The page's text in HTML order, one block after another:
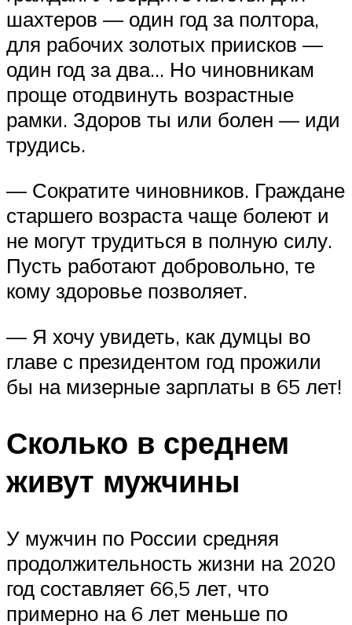
шахтеров — один год за полтора,
для рабочих золотых приисков —
один год за два… Но чиновникам
проще отодвинуть возрастные
рамки. Здоров ты или болен — иди
трудись.
— Сократите чиновников. Граждане
старшего возраста чаще болеют и
не могут трудиться в полную силу.
Пусть работают добровольно, те
кому здоровье позволяет.
— Я хочу увидеть, как думцы во
главе с президентом год прожили
бы на мизерные зарплаты в 65 лет!
Сколько в среднем
живут мужчины
У мужчин по России средняя
продолжительность жизни на 2020
год составляет 66,5 лет, что
примерно на 6 лет меньше по